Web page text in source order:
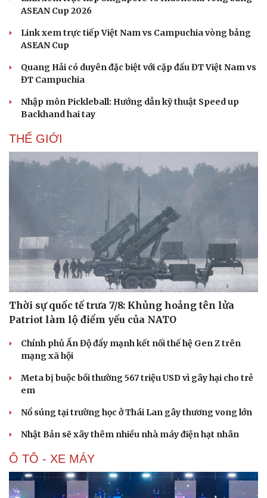
Tư vấn
Săn Tour
check-in
Podcast
Câu chuyện thời sự
Đọc truyện đêm khuya
Cửa sổ tình yêu
Kể chuyện cho bé
Hạt giống tâm hồn
ASEAN Cup 2026
Link xem trực tiếp Việt Nam vs Campuchia vòng bảng
ASEAN Cup
Quang Hải có duyên đặc biệt với cặp đấu ĐT Việt Nam vs
ĐT Campuchia
Nhập môn Pickleball: Hướng dẫn kỹ thuật Speed up
Backhand hai tay
THẾ GIỚI
Thời sự quốc tế trưa 7/8: Khủng hoảng tên lửa
Patriot làm lộ điểm yếu của NATO
Chính phủ Ấn Độ đẩy mạnh kết nối thế hệ Gen Z trên
mạng xã hội
Meta bị buộc bồi thường 567 triệu USD vì gây hại cho trẻ
em
Nổ súng tại trường học ở Thái Lan gây thương vong lớn
Nhật Bản sẽ xây thêm nhiều nhà máy điện hạt nhân
Ô TÔ - XE MÁY